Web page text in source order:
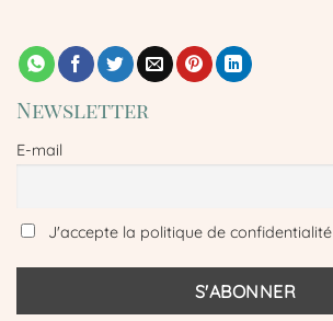
Newsletter
E-mail
J'accepte la politique de confidentialité